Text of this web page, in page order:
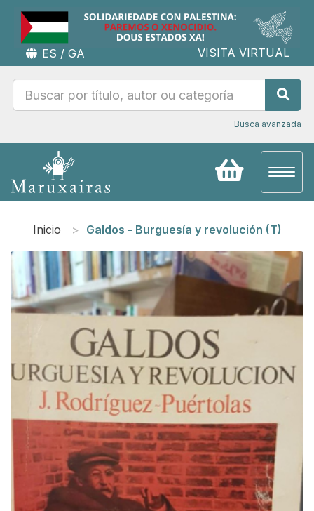
ES / GA VISITA VIRTUAL
Busca avanzada
Inicio Galdos - Burguesía y revolución (T)